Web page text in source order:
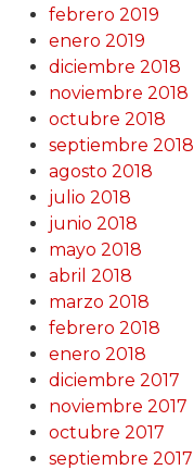
febrero 2019
enero 2019
diciembre 2018
noviembre 2018
octubre 2018
septiembre 2018
agosto 2018
julio 2018
junio 2018
mayo 2018
abril 2018
marzo 2018
febrero 2018
enero 2018
diciembre 2017
noviembre 2017
octubre 2017
septiembre 2017